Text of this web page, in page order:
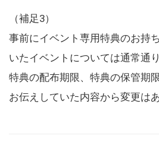
（補足3）
事前にイベント専用特典のお持
いたイベントについては通常通
特典の配布期限、特典の保管期
お伝えしていた内容から変更は